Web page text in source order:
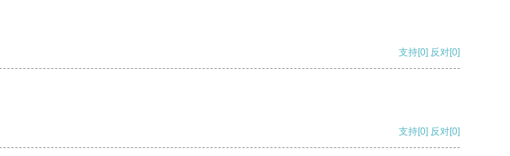
支持[0] 反对[0]
支持[0] 反对[0]